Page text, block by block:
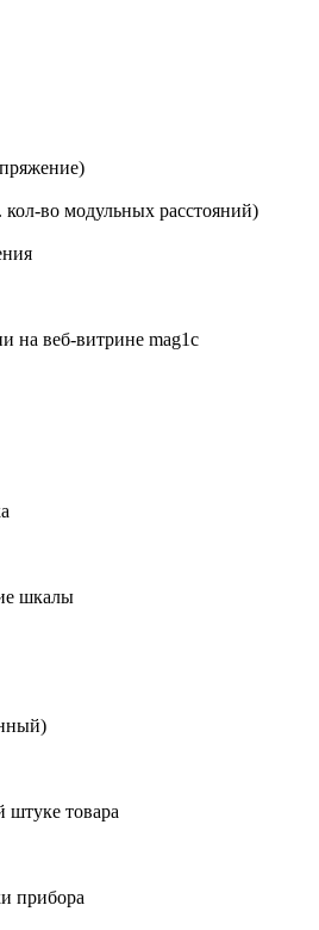
во модульных расстояний)
на веб-витрине mag1c
шкалы
штуке товара
прибора